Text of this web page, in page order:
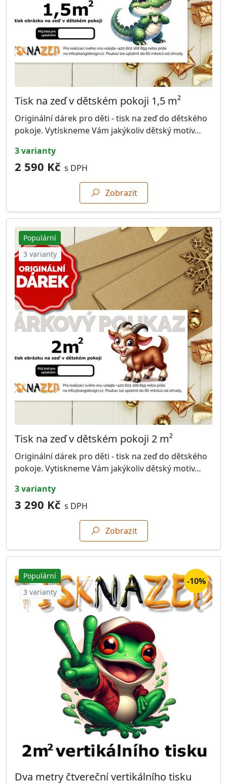
Tisk na zeď v dětském pokoji 1,5 m²
Originální dárek pro děti - tisk na zeď do dětského
pokoje. Vytiskneme Vám jakýkoliv dětský motiv…
3 varianty
2 590 Kč s DPH
Zobrazit
Populární
3 varianty
Tisk na zeď v dětském pokoji 2 m²
Originální dárek pro děti - tisk na zeď do dětského
pokoje. Vytiskneme Vám jakýkoliv dětský motiv…
3 varianty
3 290 Kč s DPH
Zobrazit
Populární
3 varianty
-10%
Dva metry čtvereční vertikálního tisku